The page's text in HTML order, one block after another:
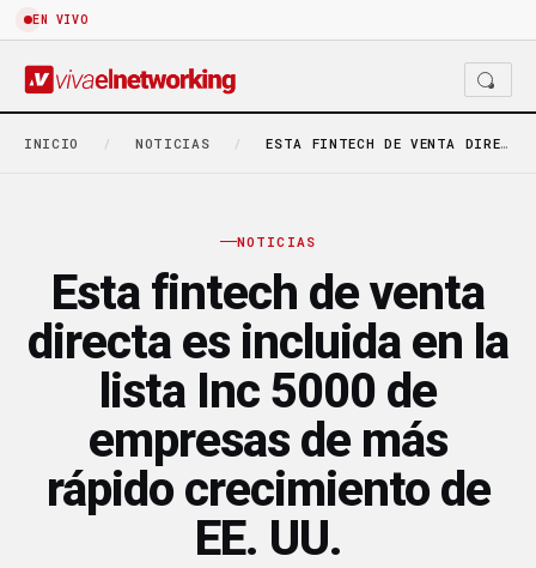
EN VIVO
INICIO / NOTICIAS / ESTA FINTECH DE VENTA DIRECTA ES INCLUIDA EN…
NOTICIAS
Esta fintech de venta
directa es incluida en la
lista Inc 5000 de
empresas de más
rápido crecimiento de
EE. UU.